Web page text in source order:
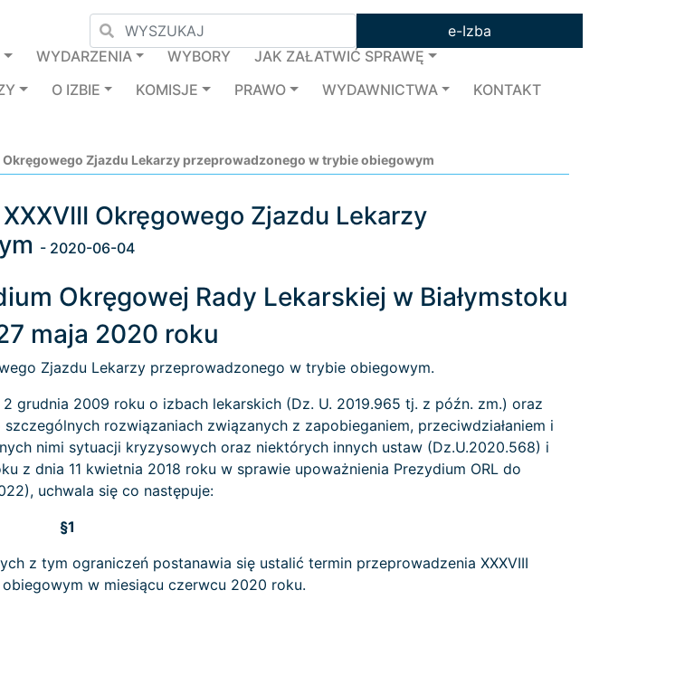
e-Izba
WYDARZENIA WYBORY
JAK ZAŁATWIĆ SPRAWĘ
O IZBIE KOMISJE PRAWO WYDAWNICTWA KONTAKT
Okręgowego Zjazdu Lekarzy przeprowadzonego w trybie obiegowym
Okręgowego Zjazdu Lekarzy
- 2020-06-04
Okręgowej Rady Lekarskiej w Białymstoku
maja 2020 roku
Zjazdu Lekarzy przeprowadzonego w trybie obiegowym.
grudnia 2009 roku o izbach lekarskich (Dz. U. 2019.965 tj. z późn. zm.) oraz
rozwiązaniach związanych z zapobieganiem, przeciwdziałaniem i
nimi sytuacji kryzysowych oraz niektórych innych ustaw (Dz.U.2020.568) i
z dnia 11 kwietnia 2018 roku w sprawie upoważnienia Prezydium ORL do
uchwala się co następuje:
§1
z tym ograniczeń postanawia się ustalić termin przeprowadzenia XXXVIII
w miesiącu czerwcu 2020 roku.